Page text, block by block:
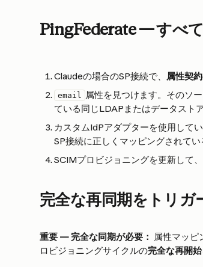
PingFederate — すべ
Claudeの場合のSP接続で、 属性契
email 属性を見つけます。そのソ
ている同じLDAPまたはデータスト
カスタムIdPアダプターを使用して
SP接続に正しくマッピングされてい
SCIMプロビジョニングを更新して
完全な再同期をトリガ
重要 — 完全な同期が必要： 属性マッピ
ロビジョニングサイクルの完全な再開始